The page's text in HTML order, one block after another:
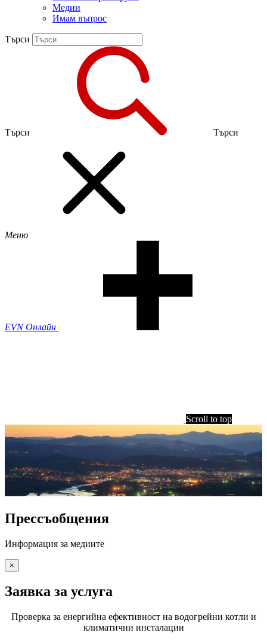
Медии
Имам въпрос
Търси
Търси Търси
Меню
EVN Онлайн
Scroll to top
Прессъобщения
Информация за медиите
×
Заявка за услуга
Проверка за енергийна ефективност на водогрейни котли и
климатични инсталации